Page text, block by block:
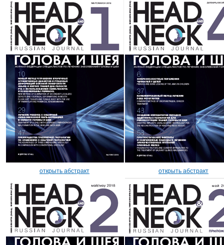
открыть абстракт открыть абстракт